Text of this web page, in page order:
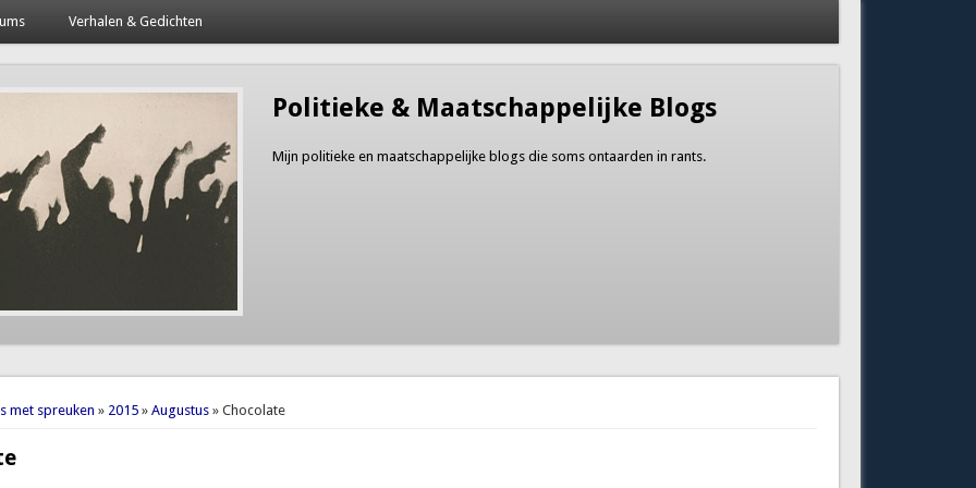
Verhalen & Gedichten
Politieke & Maatschappelijke Blogs
Mijn politieke en maatschappelijke blogs die soms ontaarden in rants.
met spreuken » 2015 »Augustus » Chocolate